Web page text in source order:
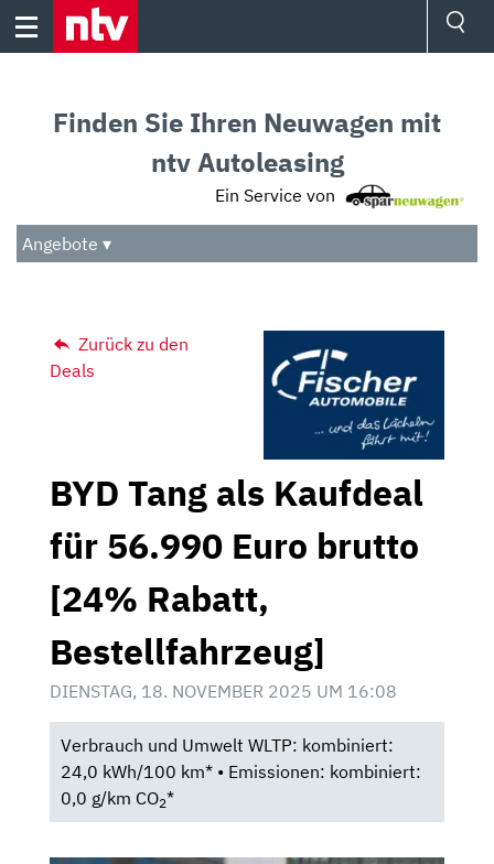
Skip
Audio
Das Beste
Finden Sie Ihren Neuwagen mit
ntv Autoleasing
Ein Service von
Angebote ▾
Zurück zu den
Deals
BYD Tang als Kaufdeal
für 56.990 Euro brutto
[24% Rabatt,
Bestellfahrzeug]
DIENSTAG, 18. NOVEMBER 2025 UM 16:08
Verbrauch und Umwelt WLTP: kombiniert:
24,0 kWh/100 km* • Emissionen: kombiniert:
0,0 g/km CO2*